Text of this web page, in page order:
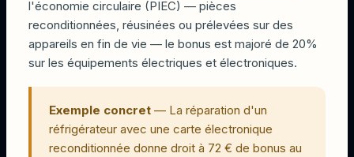
l'économie circulaire (PIEC) — pièces
reconditionnées, réusinées ou prélevées sur des
appareils en fin de vie — le bonus est majoré de 20%
sur les équipements électriques et électroniques.
Exemple concret — La réparation d'un
réfrigérateur avec une carte électronique
reconditionnée donne droit à 72 € de bonus au